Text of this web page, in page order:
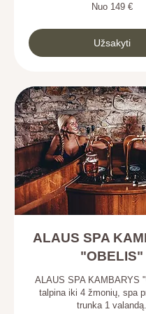
Nuo 149 €
Užsakyti
ALAUS SPA
"OBELIS"
ALAUS SPA KAMBARYS
talpina iki 4 žmonių, spa
trunka 1 valandą.